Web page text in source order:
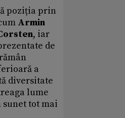
poziția prin
Armin
, iar
de
a
diversitate
lume
sunet tot mai